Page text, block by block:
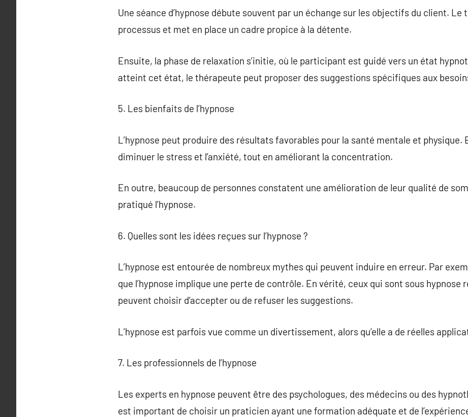
Une séance d’hypnose débute souvent par un échange sur les objectifs du client.
processus et met en place un cadre propice à la détente.
Ensuite, la phase de relaxation s’initie, où le participant est guidé vers un état
atteint cet état, le thérapeute peut proposer des suggestions spécifiques aux
5. Les bienfaits de l’hypnose
L’hypnose peut produire des résultats favorables pour la santé mentale et physique.
diminuer le stress et l’anxiété, tout en améliorant la concentration.
En outre, beaucoup de personnes constatent une amélioration de leur qualité de
pratiqué l’hypnose.
6. Quelles sont les idées reçues sur l’hypnose ?
L’hypnose est entourée de nombreux mythes qui peuvent induire en erreur. Par
que l’hypnose implique une perte de contrôle. En vérité, ceux qui sont sous
peuvent choisir d’accepter ou de refuser les suggestions.
L’hypnose est parfois vue comme un divertissement, alors qu’elle a de réelles
7. Les professionnels de l’hypnose
Les experts en hypnose peuvent être des psychologues, des médecins ou des
est important de choisir un praticien ayant une formation adéquate et de